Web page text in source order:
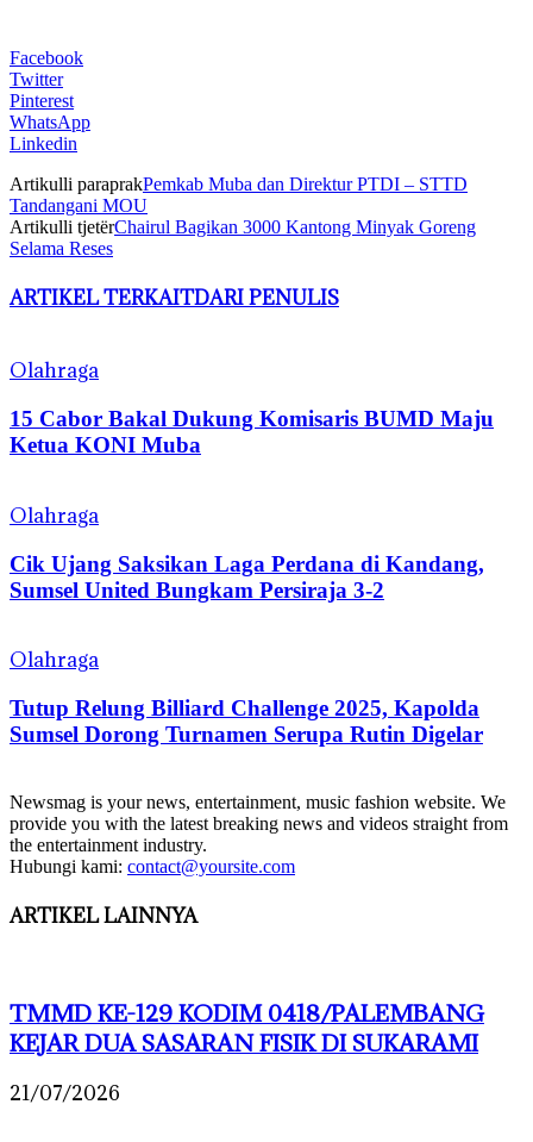
Facebook
Twitter
Pinterest
WhatsApp
Linkedin
Artikulli paraprakPemkab Muba dan Direktur PTDI – STTD
Tandangani MOU
Artikulli tjetërChairul Bagikan 3000 Kantong Minyak Goreng
Selama Reses
ARTIKEL TERKAITDARI PENULIS
Olahraga
15 Cabor Bakal Dukung Komisaris BUMD Maju
Ketua KONI Muba
Olahraga
Cik Ujang Saksikan Laga Perdana di Kandang,
Sumsel United Bungkam Persiraja 3-2
Olahraga
Tutup Relung Billiard Challenge 2025, Kapolda
Sumsel Dorong Turnamen Serupa Rutin Digelar
Newsmag is your news, entertainment, music fashion website. We
provide you with the latest breaking news and videos straight from
the entertainment industry.
Hubungi kami: contact@yoursite.com
ARTIKEL LAINNYA
TMMD KE-129 KODIM 0418/PALEMBANG
KEJAR DUA SASARAN FISIK DI SUKARAMI
21/07/2026